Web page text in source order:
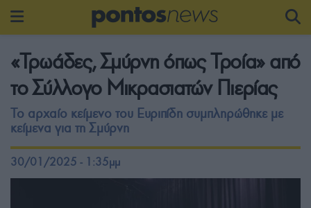
«Τρωάδες, Σμύρνη όπως Τροία» από
το Σύλλογο Μικρασιατών Πιερίας
Το αρχαίο κείμενο του Ευριπίδη συμπληρώθηκε με
κείμενα για τη Σμύρνη
30/01/2025 - 1:35μμ